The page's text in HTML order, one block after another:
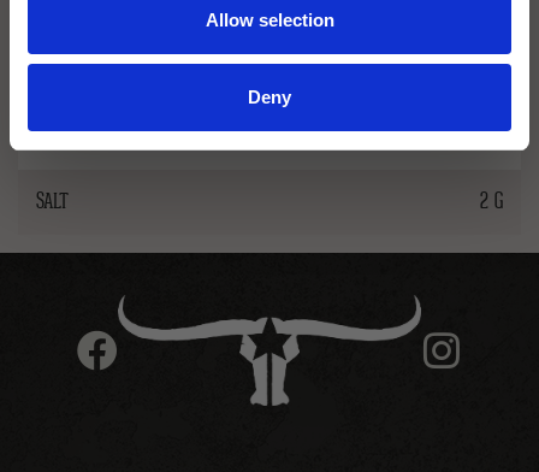
Allow selection
Deny
- VARAV SOCKERARTER 5 G
PROTEIN 1,8 G
SALT 2 G